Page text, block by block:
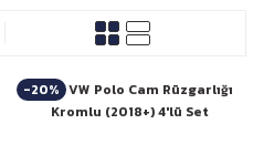
-20%
Niken VW Polo Cam Rüzgarlığı
Kromlu (2018+) 4'lü Set